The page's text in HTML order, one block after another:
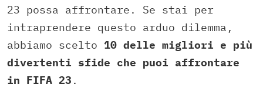
23 possa affrontare. Se stai per
intraprendere questo arduo dilemma,
abbiamo scelto 10 delle migliori e più
divertenti sfide che puoi affrontare
in FIFA 23 .